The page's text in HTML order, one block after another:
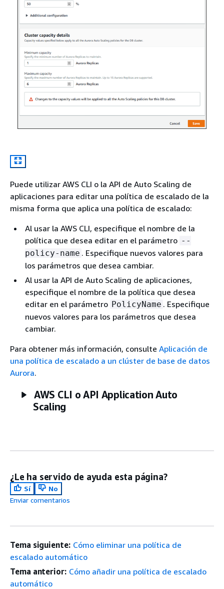
Puede utilizar AWS CLI o la API de Auto Scaling de
aplicaciones para editar una política de escalado de la
misma forma que aplica una política de escalado:
Al usar la AWS CLI, especifique el nombre de la
política que desea editar en el parámetro --
policy-name . Especifique nuevos valores para
los parámetros que desea cambiar.
Al usar la API de Auto Scaling de aplicaciones,
especifique el nombre de la política que desea
editar en el parámetro PolicyName . Especifique
nuevos valores para los parámetros que desea
cambiar.
Para obtener más información, consulte Aplicación de
una política de escalado a un clúster de base de datos
Aurora.
AWS CLI o API Application Auto
Scaling
¿Le ha servido de ayuda esta página?
Sí
No
Enviar comentarios
Tema siguiente: Cómo eliminar una política de
escalado automático
Tema anterior: Cómo añadir una política de escalado
automático